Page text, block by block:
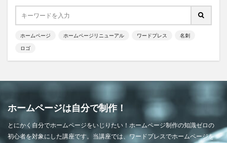
ホームページ ホームページリニューアル ワードプレス 名刺
ロゴ
ホームページは自分で制作！
とにかく自分でホームページをいじりたい！ホームページ制作の知識ゼロの
初心者を対象にした講座です。当講座では、ワードプレスでホームページを